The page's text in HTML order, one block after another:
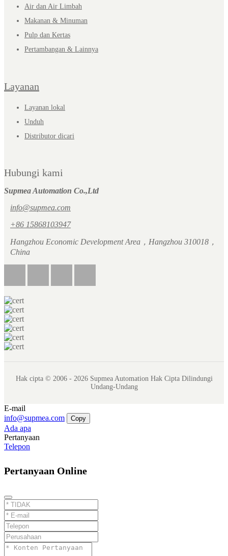
Air dan Air Limbah
Makanan & Minuman
Pulp dan Kertas
Pertambangan & Lainnya
Layanan
Layanan lokal
Unduh
Distributor dicari
Hubungi kami
Supmea Automation Co.,Ltd
info@supmea.com
+86 15868103947
Hangzhou Economic Development Area，Hangzhou 310018，
China
Hak cipta © 2006 - 2026 Supmea Automation Hak Cipta Dilindungi
Undang-Undang
E-mail
info@supmea.com
Copy
Ada apa
Pertanyaan
Telepon
Pertanyaan Online